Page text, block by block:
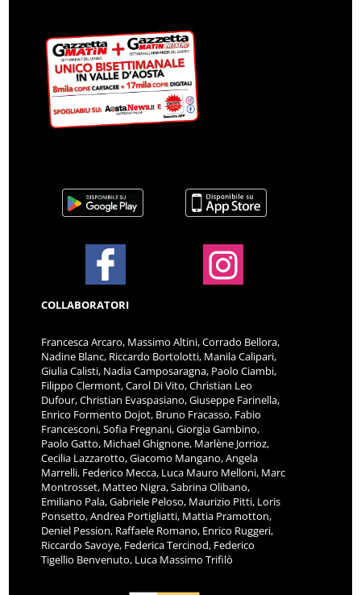
COLLABORATORI
Francesca Arcaro, Massimo Altini, Corrado Bellora,
Nadine Blanc, Riccardo Bortolotti, Manila Calipari,
Giulia Calisti, Nadia Camposaragna, Paolo Ciambi,
Filippo Clermont, Carol Di Vito, Christian Leo
Dufour, Christian Evaspasiano, Giuseppe Farinella,
Enrico Formento Dojot, Bruno Fracasso, Fabio
Francesconi, Sofia Fregnani, Giorgia Gambino,
Paolo Gatto, Michael Ghignone, Marlène Jorrioz,
Cecilia Lazzarotto, Giacomo Mangano, Angela
Marrelli, Federico Mecca, Luca Mauro Melloni, Marc
Montrosset, Matteo Nigra, Sabrina Olibano,
Emiliano Pala, Gabriele Peloso, Maurizio Pitti, Loris
Ponsetto, Andrea Portigliatti, Mattia Pramotton,
Deniel Pession, Raffaele Romano, Enrico Ruggeri,
Riccardo Savoye, Federica Tercinod, Federico
Tigellio Benvenuto, Luca Massimo Trifilò